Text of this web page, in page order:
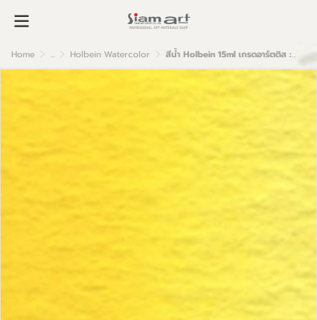
Home ... Holbein Watercolor สีน้ำ Holbein 15ml เกรดอาร์ตติส : Cadmium Yellow Light